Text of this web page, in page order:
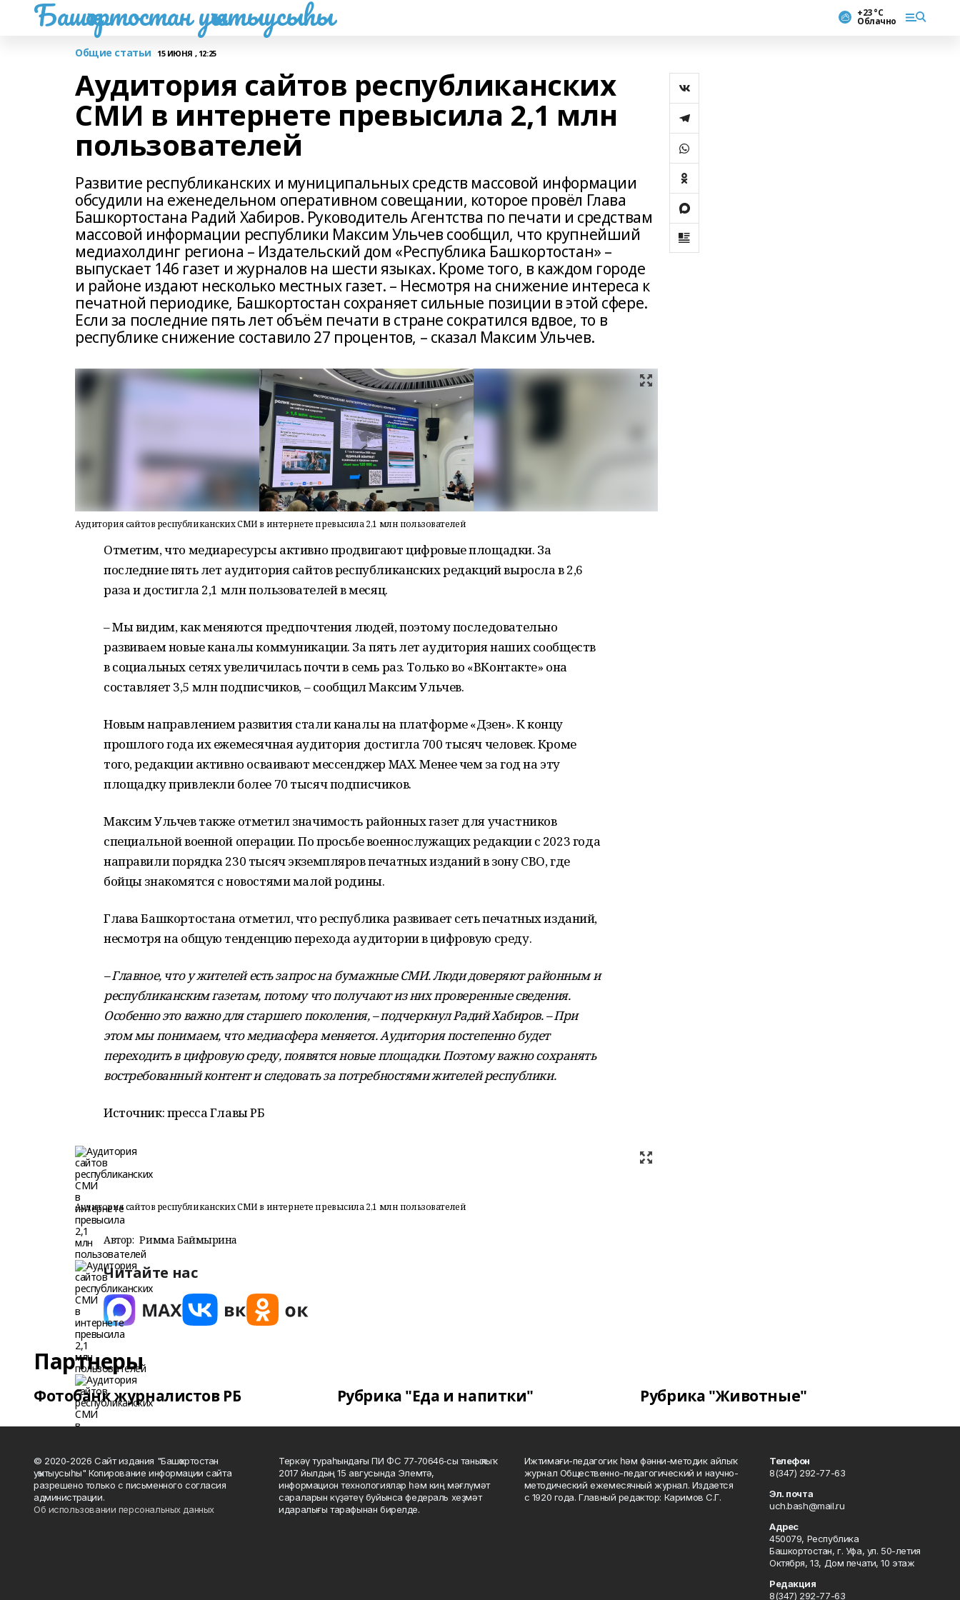
Башҡортостан уҡытыусыһы +23 °С
Облачно
Общие статьи 15 ИЮНЯ , 12:25
Аудитория сайтов республиканских
СМИ в интернете превысила 2,1 млн
пользователей
Развитие республиканских и муниципальных средств массовой информации
обсудили на еженедельном оперативном совещании, которое провёл Глава
Башкортостана Радий Хабиров. Руководитель Агентства по печати и средствам
массовой информации республики Максим Ульчев сообщил, что крупнейший
медиахолдинг региона – Издательский дом «Республика Башкортостан» –
выпускает 146 газет и журналов на шести языках. Кроме того, в каждом городе
и районе издают несколько местных газет. – Несмотря на снижение интереса к
печатной периодике, Башкортостан сохраняет сильные позиции в этой сфере.
Если за последние пять лет объём печати в стране сократился вдвое, то в
республике снижение составило 27 процентов, – сказал Максим Ульчев.
Аудитория сайтов республиканских СМИ в интернете превысила 2,1 млн пользователей
Отметим, что медиаресурсы активно продвигают цифровые площадки. За
последние пять лет аудитория сайтов республиканских редакций выросла в 2,6
раза и достигла 2,1 млн пользователей в месяц.
– Мы видим, как меняются предпочтения людей, поэтому последовательно
развиваем новые каналы коммуникации. За пять лет аудитория наших сообществ
в социальных сетях увеличилась почти в семь раз. Только во «ВКонтакте» она
составляет 3,5 млн подписчиков, – сообщил Максим Ульчев.
Новым направлением развития стали каналы на платформе «Дзен». К концу
прошлого года их ежемесячная аудитория достигла 700 тысяч человек. Кроме
того, редакции активно осваивают мессенджер MAX. Менее чем за год на эту
площадку привлекли более 70 тысяч подписчиков.
Максим Ульчев также отметил значимость районных газет для участников
специальной военной операции. По просьбе военнослужащих редакции с 2023 года
направили порядка 230 тысяч экземпляров печатных изданий в зону СВО, где
бойцы знакомятся с новостями малой родины.
Глава Башкортостана отметил, что республика развивает сеть печатных изданий,
несмотря на общую тенденцию перехода аудитории в цифровую среду.
– Главное, что у жителей есть запрос на бумажные СМИ. Люди доверяют районным и
республиканским газетам, потому что получают из них проверенные сведения.
Особенно это важно для старшего поколения, – подчеркнул Радий Хабиров. – При
этом мы понимаем, что медиасфера меняется. Аудитория постепенно будет
переходить в цифровую среду, появятся новые площадки. Поэтому важно сохранять
востребованный контент и следовать за потребностями жителей республики.
Источник: пресса Главы РБ
Аудитория сайтов республиканских СМИ в интернете превысила 2,1 млн пользователей
Автор: Римма Баймырҙина
Читайте нас
Партнеры
Фотобанк журналистов РБ Рубрика "Еда и напитки" Рубрика "Животные"
© 2020-2026 Сайт издания "Башҡортостан
уҡытыусыһы" Копирование информации сайта
разрешено только с письменного согласия
администрации.
Об использовании персональных данных
Теркәү тураһындағы ПИ ФС 77‑70646‑сы таныҡлыҡ
2017 йылдың 15 авгусында Элемтә,
информацион технологиялар һәм киң мәғлүмәт
сараларын күҙәтеү буйынса федераль хеҙмәт
идаралығы тарафынан бирелде.
Ижтимағи-педагогик һәм фәнни-методик айлыҡ
журнал Общественно-педагогический и научно-
методический ежемесячный журнал. Издается
с 1920 года. Главный редактор: Каримов С.Г.
Телефон
8(347) 292-77-63
Эл. почта
uch.bash@mail.ru
Адрес
450079, Республика
Башкортостан, г. Уфа, ул. 50-летия
Октября, 13, Дом печати, 10 этаж
Редакция
8(347) 292-77-63